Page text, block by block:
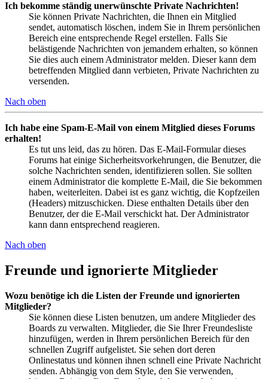
Ich bekomme ständig unerwünschte Private Nachrichten!
Sie können Private Nachrichten, die Ihnen ein Mitglied
sendet, automatisch löschen, indem Sie in Ihrem persönlichen
Bereich eine entsprechende Regel erstellen. Falls Sie
belästigende Nachrichten von jemandem erhalten, so können
Sie dies auch einem Administrator melden. Dieser kann dem
betreffenden Mitglied dann verbieten, Private Nachrichten zu
versenden.
Nach oben
Ich habe eine Spam-E-Mail von einem Mitglied dieses Forums
erhalten!
Es tut uns leid, das zu hören. Das E-Mail-Formular dieses
Forums hat einige Sicherheitsvorkehrungen, die Benutzer, die
solche Nachrichten senden, identifizieren sollen. Sie sollten
einem Administrator die komplette E-Mail, die Sie bekommen
haben, weiterleiten. Dabei ist es ganz wichtig, die Kopfzeilen
(Headers) mitzuschicken. Diese enthalten Details über den
Benutzer, der die E-Mail verschickt hat. Der Administrator
kann dann entsprechend reagieren.
Nach oben
Freunde und ignorierte Mitglieder
Wozu benötige ich die Listen der Freunde und ignorierten
Mitglieder?
Sie können diese Listen benutzen, um andere Mitglieder des
Boards zu verwalten. Mitglieder, die Sie Ihrer Freundesliste
hinzufügen, werden in Ihrem persönlichen Bereich für den
schnellen Zugriff aufgelistet. Sie sehen dort deren
Onlinestatus und können ihnen schnell eine Private Nachricht
senden. Abhängig von dem Style, den Sie verwenden,